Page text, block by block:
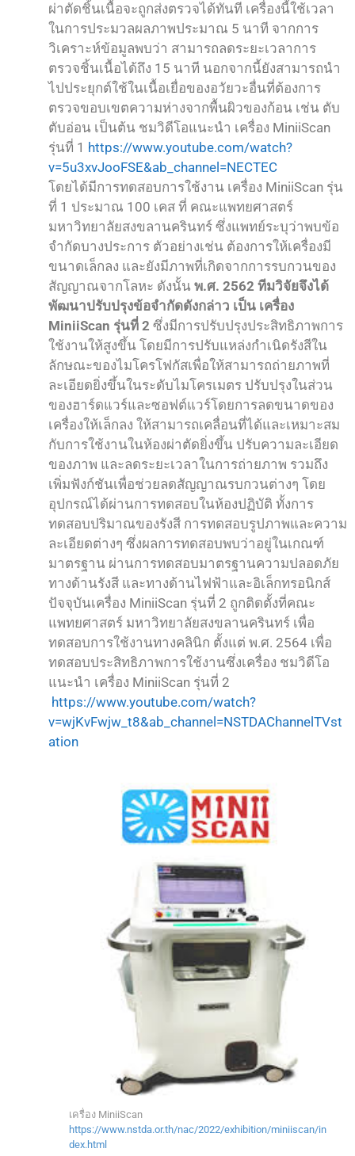
ผ่าตัดชิ้นเนื้อจะถูกส่งตรวจได้ทันที เครื่องนี้ใช้เวลา
ในการประมวลผลภาพประมาณ 5 นาที จากการ
วิเคราะห์ข้อมูลพบว่า สามารถลดระยะเวลาการ
ตรวจชิ้นเนื้อได้ถึง 15 นาที นอกจากนี้ยังสามารถนำ
ไปประยุกต์ใช้ในเนื้อเยื่อของอวัยวะอื่นที่ต้องการ
ตรวจขอบเขตความห่างจากพื้นผิวของก้อน เช่น ตับ
ตับอ่อน เป็นต้น ชมวิดีโอแนะนำ เครื่อง MiniiScan
รุ่นที่ 1 https://www.youtube.com/watch?
v=5u3xvJooFSE&ab_channel=NECTEC
โดยได้มีการทดสอบการใช้งาน เครื่อง MiniiScan รุ่น
ที่ 1 ประมาณ 100 เคส ที่ คณะแพทยศาสตร์
มหาวิทยาลัยสงขลานครินทร์ ซึ่งแพทย์ระบุว่าพบข้อ
จำกัดบางประการ ตัวอย่างเช่น ต้องการให้เครื่องมี
ขนาดเล็กลง และยังมีภาพที่เกิดจากการรบกวนของ
สัญญาณจากโลหะ ดังนั้น พ.ศ. 2562 ทีมวิจัยจึงได้
พัฒนาปรับปรุงข้อจำกัดดังกล่าว เป็น เครื่อง
MiniiScan รุ่นที่ 2 ซึ่งมีการปรับปรุงประสิทธิภาพการ
ใช้งานให้สูงขึ้น โดยมีการปรับแหล่งกำเนิดรังสีใน
ลักษณะของไมโครโฟกัสเพื่อให้สามารถถ่ายภาพที่
ละเอียดยิ่งขึ้นในระดับไมโครเมตร ปรับปรุงในส่วน
ของฮาร์ดแวร์และซอฟต์แวร์โดยการลดขนาดของ
เครื่องให้เล็กลง ให้สามารถเคลื่อนที่ได้และเหมาะสม
กับการใช้งานในห้องผ่าตัดยิ่งขึ้น ปรับความละเอียด
ของภาพ และลดระยะเวลาในการถ่ายภาพ รวมถึง
เพิ่มฟังก์ชันเพื่อช่วยลดสัญญาณรบกวนต่างๆ โดย
อุปกรณ์ได้ผ่านการทดสอบในห้องปฏิบัติ ทั้งการ
ทดสอบปริมาณของรังสี การทดสอบรูปภาพและความ
ละเอียดต่างๆ ซึ่งผลการทดสอบพบว่าอยู่ในเกณฑ์
มาตรฐาน ผ่านการทดสอบมาตรฐานความปลอดภัย
ทางด้านรังสี และทางด้านไฟฟ้าและอิเล็กทรอนิกส์
ปัจจุบันเครื่อง MiniiScan รุ่นที่ 2 ถูกติดตั้งที่คณะ
แพทยศาสตร์ มหาวิทยาลัยสงขลานครินทร์ เพื่อ
ทดสอบการใช้งานทางคลินิก ตั้งแต่ พ.ศ. 2564 เพื่อ
ทดสอบประสิทธิภาพการใช้งานซึ่งเครื่อง ชมวิดีโอ
แนะนำ เครื่อง MiniiScan รุ่นที่ 2
https://www.youtube.com/watch?
v=wjKvFwjw_t8&ab_channel=NSTDAChannelTVst
ation
เครื่อง MiniiScan
https://www.nstda.or.th/nac/2022/exhibition/miniiscan/in
dex.html